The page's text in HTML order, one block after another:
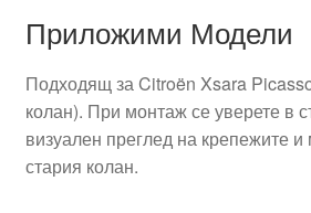
Приложими Модели
Подходящ за Citroën Xsara
колан). При монтаж се уверете в
визуален преглед на крепежите
стария колан.